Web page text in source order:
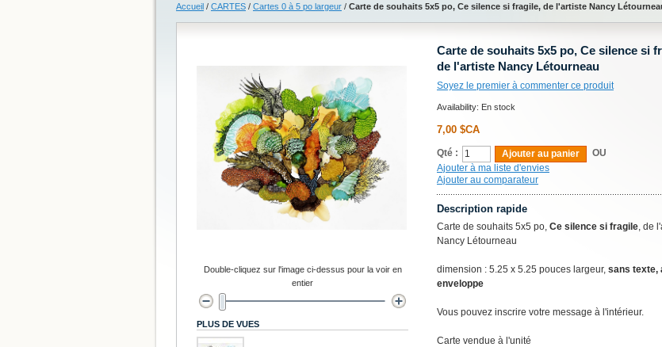
Accueil / CARTES / Cartes 0 à 5 po largeur / Carte de souhaits 5x5 po, Ce silence si fragile, de l'artiste Nancy
Carte de souhaits 5x5 po, Ce silence si
de l'artiste Nancy Létourneau
Soyez le premier à commenter ce produit
Availability: En stock
7,00 $CA
Qté : Ajouter au panier
OU
Ajouter à ma liste d'envies
Ajouter au comparateur
Description rapide
Carte de souhaits 5x5 po, Ce silence si fragile, de
Nancy Létourneau
dimension : 5.25 x 5.25 pouces largeur, sans texte,
enveloppe
Vous pouvez inscrire votre message à l'intérieur.
Carte vendue à l'unité
Double-cliquez sur l'image ci-dessus pour la voir en
entier
PLUS DE VUES